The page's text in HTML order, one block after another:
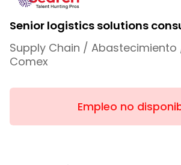
Senior logistics solutions
Supply Chain /
Comex
Empleo no